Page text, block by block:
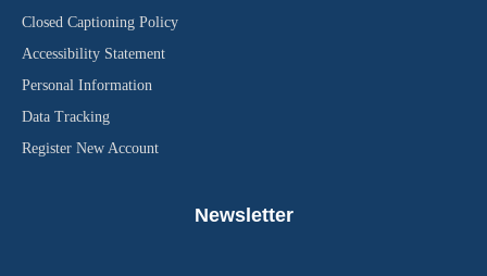
Closed Captioning Policy
Accessibility Statement
Personal Information
Data Tracking
Register New Account
Newsletter